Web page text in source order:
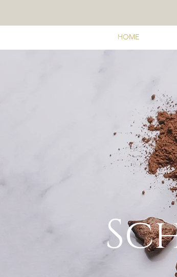
Profi SchokoladenformenHOME